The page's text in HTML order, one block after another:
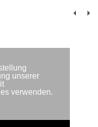
unserer
verwenden.